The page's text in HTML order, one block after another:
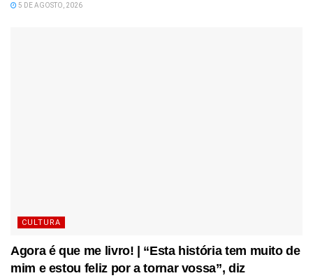
5 DE AGOSTO, 2026
CULTURA
Agora é que me livro! | “Esta história tem muito de
mim e estou feliz por a tornar vossa”, diz